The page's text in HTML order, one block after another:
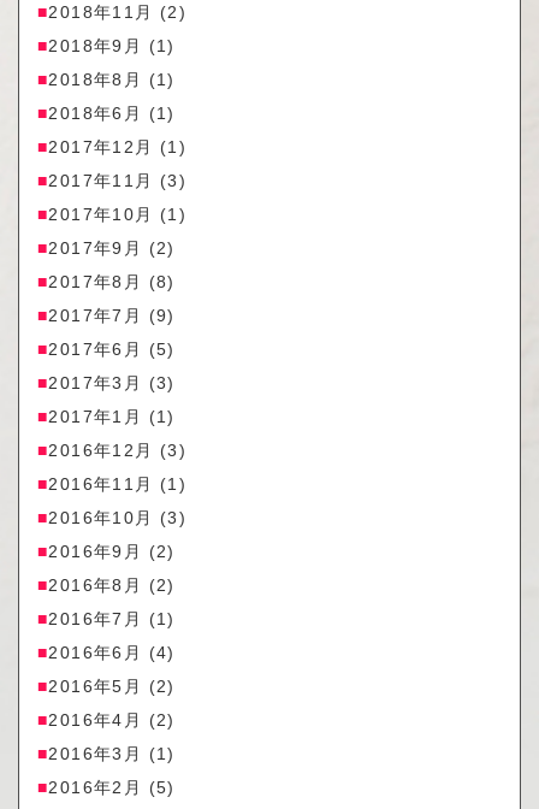
2018年11月
(2)
2018年9月
(1)
2018年8月
(1)
2018年6月
(1)
2017年12月
(1)
2017年11月
(3)
2017年10月
(1)
2017年9月
(2)
2017年8月
(8)
2017年7月
(9)
2017年6月
(5)
2017年3月
(3)
2017年1月
(1)
2016年12月
(3)
2016年11月
(1)
2016年10月
(3)
2016年9月
(2)
2016年8月
(2)
2016年7月
(1)
2016年6月
(4)
2016年5月
(2)
2016年4月
(2)
2016年3月
(1)
2016年2月
(5)